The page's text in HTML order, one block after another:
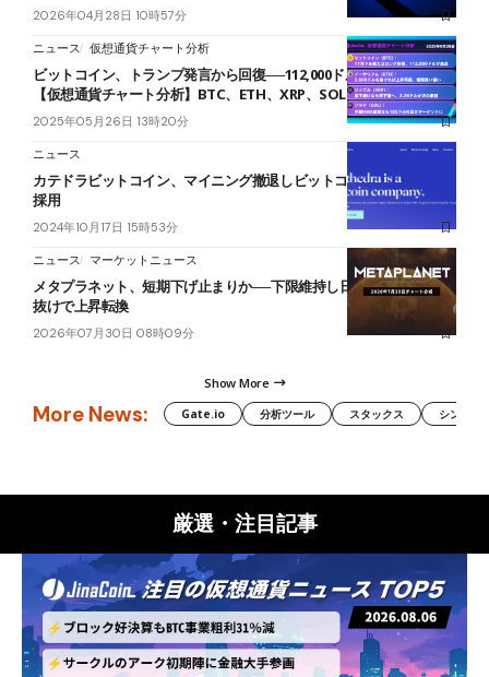
2026年04月28日 10時57分
ニュース 仮想通貨チャート分析
ビットコイン、トランプ発言から回復──112,000ドルを目指す展開に
【仮想通貨チャート分析】BTC、ETH、XRP、SOL
2025年05月26日 13時20分
ニュース
カテドラビットコイン、マイニング撤退しビットコイン購入戦略を
採用
2024年10月17日 15時53分
ニュース マーケットニュース
メタプラネット、短期下げ止まりか──下限維持し日足短期HMAを上
抜けで上昇転換
2026年07月30日 08時09分
Show More
More News: Gate.io 分析ツール スタックス シンボル
厳選・注目記事